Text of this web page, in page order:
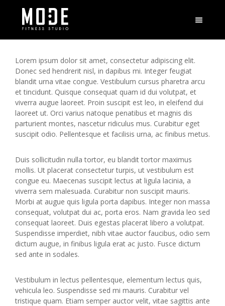
Lorem ipsum dolor sit amet, consectetur adipiscing elit.
Donec sed hendrerit nisl, in dapibus mi. Integer feugiat
blandit urna vitae congue. Vestibulum cursus pharetra arcu
et tincidunt. Quisque consequat quam id dui volutpat, et
viverra augue laoreet. Proin suscipit est leo, in eleifend dui
laoreet ut. Orci varius natoque penatibus et magnis dis
parturient montes, nascetur ridiculus mus. Curabitur eget
suscipit odio. Pellentesque et facilisis urna, ac finibus metus.
Duis sollicitudin nulla tortor, eu blandit tortor maximus
mollis. Ut placerat consectetur turpis, ut vestibulum est
congue eu. Maecenas suscipit lectus at ligula lacinia, a
viverra sem malesuada. Curabitur non suscipit mauris.
Morbi at augue quis ligula porta dapibus. Integer non massa
consequat, volutpat dui ac, porta eros. Nam gravida leo sed
consequat laoreet. Duis egestas placerat libero a volutpat.
Suspendisse imperdiet, nibh vitae auctor faucibus, odio sem
dictum augue, in finibus ligula erat ac justo. Fusce dictum
sed ante in sodales.
Vestibulum in lectus pellentesque, elementum lectus quis,
vehicula leo. Suspendisse sed mi mauris. Curabitur vel
tristique quam. Etiam semper auctor velit, vitae sagittis ante